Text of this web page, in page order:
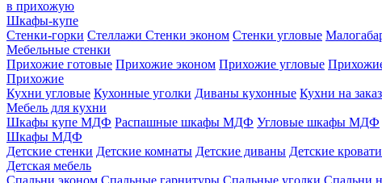
в прихожую
Шкафы-купе
Стенки-горки Стеллажи Стенки эконом Стенки угловые
Мебельные стенки
Прихожие готовые Прихожие эконом Прихожие угловые
Прихожие
Кухни угловые Кухонные уголки Диваны кухонные Кухни на заказ
Мебель для кухни
Шкафы купе МДФ Распашные шкафы МДФ Угловые шкафы МДФ
Шкафы МДФ
Детские стенки Детские комнаты Детские диваны Детские кровати
Детская мебель
Спальни эконом Спальные гарнитуры Спальные уголки Спальни